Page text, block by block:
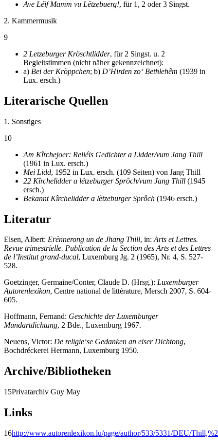
Ave Léif Mamm vu Lëtzebuerg!, für 1, 2 oder 3 Singst.
2. Kammermusik
9
2 Letzeburger Kröschtlidder, für 2 Singst. u. 2
Begleitstimmen (nicht näher gekennzeichnet):
a) Bei der Kröppchen; b) D’Hirden zo‘ Bethlehêm (1939 in
Lux. ersch.)
Literarische Quellen
1. Sonstiges
10
Am Kîrchejoer: Reliéis Gedichter a Lidder/vum Jang Thill
(1961 in Lux. ersch.)
Mei Lidd, 1952 in Lux. ersch. (109 Seiten) von Jang Thill
22 Kîrchelidder a lëtzeburger Sprôch/vum Jang Thill (1945
ersch.)
Bekannt Kîrchelidder a lëtzeburger Sprôch (1946 ersch.)
Literatur
Elsen, Albert: Erënnerong un de Jhang Thill, in:Arts et Lettres.
Revue trimestrielle. Publication de la Section des Arts et des Lettres
de l’Institut grand-ducal, Luxemburg Jg. 2 (1965), Nr. 4, S. 527-
528.
Goetzinger, Germaine/Conter, Claude D. (Hrsg.): Luxemburger
Autorenlexikon, Centre national de littérature, Mersch 2007, S. 604-
605.
Hoffmann, Fernand: Geschichte der Luxemburger
Mundartdichtung, 2 Bde., Luxemburg 1967.
Neuens, Victor: De religie‘se Gedanken an eiser Dichtong,
Bochdréckerei Hermann, Luxemburg 1950.
Archive/Bibliotheken
15Privatarchiv Guy May
Links
16http://www.autorenlexikon.lu/page/author/533/5331/DEU/